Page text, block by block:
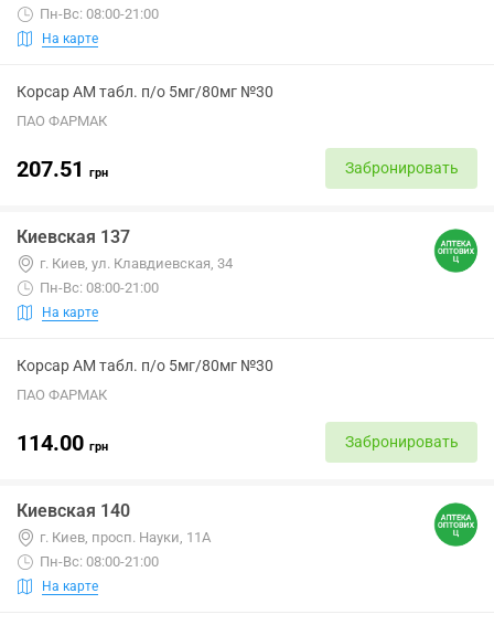
Пн-Вс: 08:00-21:00
На карте
Корсар АМ табл. п/о 5мг/80мг №30
ПАО ФАРМАК
207.51 грн Забронировать
Киевская 137
г. Киев, ул. Клавдиевская, 34
Пн-Вс: 08:00-21:00
На карте
Корсар АМ табл. п/о 5мг/80мг №30
ПАО ФАРМАК
114.00 грн Забронировать
Киевская 140
г. Киев, просп. Науки, 11А
Пн-Вс: 08:00-21:00
На карте